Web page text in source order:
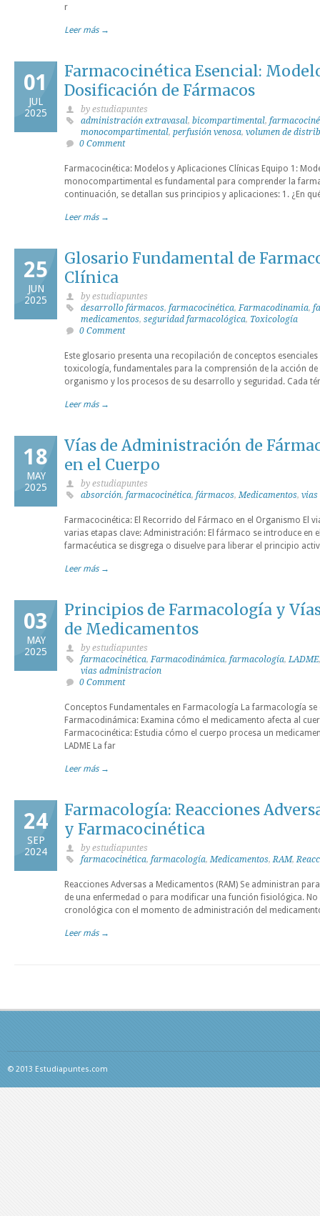
r
Leer más →
01
JUL
2025
Farmacocinética Esencial:
Dosificación de Fármacos
by estudiapuntes
administración extravasal, bicompartimental,
monocompartimental, perfusión venosa, volumen de
0 Comment
Farmacocinética: Modelos y Aplicaciones Clínicas Equipo 1:
monocompartimental es fundamental para comprender la
continuación, se detallan sus principios y aplicaciones: 1. ¿En
Leer más →
25
JUN
2025
Glosario Fundamental de
Clínica
by estudiapuntes
desarrollo fármacos, farmacocinética,Farmacodinamia,
medicamentos, seguridad farmacológica, Toxicología
0 Comment
Este glosario presenta una recopilación de conceptos
toxicología, fundamentales para la comprensión de la acción
organismo y los procesos de su desarrollo y seguridad. Cada
Leer más →
18
MAY
2025
Vías de Administración de
en el Cuerpo
by estudiapuntes
absorción, farmacocinética, fármacos,Medicamentos,
Farmacocinética: El Recorrido del Fármaco en el Organismo El
varias etapas clave: Administración: El fármaco se introduce en
farmacéutica se disgrega o disuelve para liberar el principio
Leer más →
03
MAY
2025
Principios de Farmacología y
de Medicamentos
by estudiapuntes
farmacocinética,Farmacodinámica, farmacología,LADME
vias administracion
0 Comment
Conceptos Fundamentales en Farmacología La farmacología
Farmacodinámica: Examina cómo el medicamento afecta al
Farmacocinética: Estudia cómo el cuerpo procesa un
LADME La far
Leer más →
24
SEP
2024
Farmacología: Reacciones
y Farmacocinética
by estudiapuntes
farmacocinética, farmacología,Medicamentos,RAM,
Reacciones Adversas a Medicamentos (RAM) Se administran
de una enfermedad o para modificar una función fisiológica.
cronológica con el momento de administración del
Leer más →
© 2013 Estudiapuntes.com